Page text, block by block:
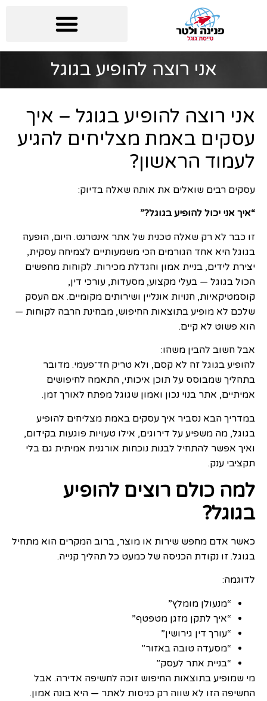
אני רוצה להופיע בגוגל
אני רוצה להופיע בגוגל – איך
עסקים באמת מצליחים להגיע
לעמוד הראשון?
עסקים רבים שואלים את אותה שאלה בדיוק:
“איך אני יכול להופיע בגוגל?”
זו כבר לא רק שאלה טכנית של אתר אינטרנט. היום, הופעה
בגוגל היא אחד הגורמים הכי משמעותיים לצמיחה עסקית,
יצירת לידים, בניית אמון והגדלת מכירות. לקוחות מחפשים
הכול בגוגל — בעלי מקצוע, מסעדות, עורכי דין,
קוסמטיקאיות, חנויות אונליין ושירותים מקומיים. אם העסק
שלכם לא מופיע בתוצאות החיפוש, מבחינת הרבה לקוחות —
הוא פשוט לא קיים.
אבל חשוב להבין משהו:
להופיע בגוגל זה לא קסם, ולא טריק חד־פעמי. מדובר
בתהליך שמבוסס על תוכן איכותי, התאמה לחיפושים
אמיתיים, אתר בנוי נכון ואמון שגוגל מפתח לאורך זמן.
במדריך הבא נסביר איך עסקים באמת מצליחים להופיע
בגוגל, מה משפיע על דירוגים, אילו טעויות פוגעות בקידום,
ואיך אפשר להתחיל לבנות נוכחות אורגנית אמיתית גם בלי
תקציבי ענק.
למה כולם רוצים להופיע
בגוגל?
כאשר אדם מחפש שירות או מוצר, ברוב המקרים הוא מתחיל
בגוגל. זו נקודת הכניסה של כמעט כל תהליך קנייה.
לדוגמה:
“מנעולן מומלץ”
“איך לתקן מזגן מטפטף”
“עורך דין גירושין”
“מסעדה טובה באזור”
“בניית אתר לעסק”
מי שמופיע בתוצאות החיפוש זוכה לחשיפה אדירה. אבל
החשיפה הזו לא שווה רק כניסות לאתר — היא בונה אמון.